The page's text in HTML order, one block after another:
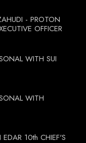
- PROTON
OFFICER
WITH SUI
WITH
10th CHIEF'S